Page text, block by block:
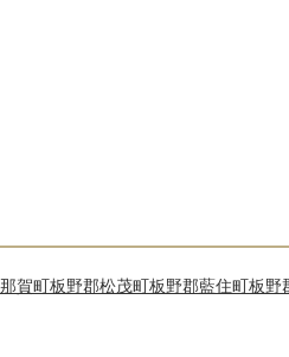
賀町板野郡松茂町板野郡藍住町板野